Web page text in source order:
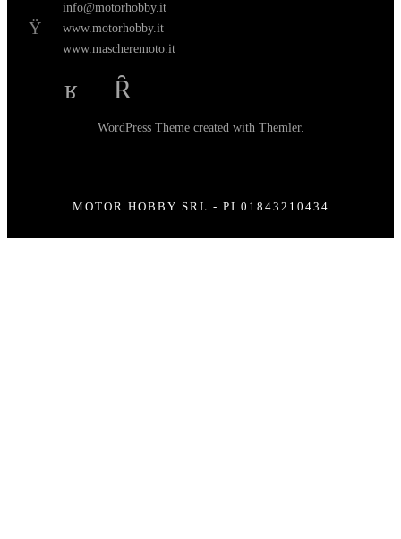
info@motorhobby.it
www.motorhobby.it
www.mascheremoto.it
WordPress Themecreated with Themler.
MOTOR HOBBY SRL - PI 01843210434